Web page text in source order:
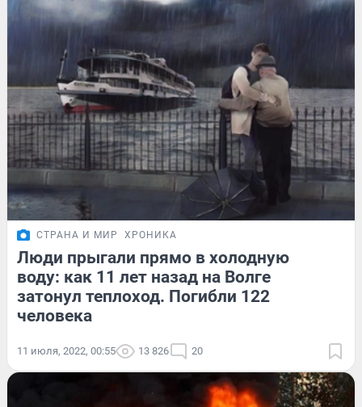
СТРАНА И МИР ХРОНИКА
Люди прыгали прямо в холодную
воду: как 11 лет назад на Волге
затонул теплоход. Погибли 122
человека
11 июля, 2022, 00:55 13 826 20